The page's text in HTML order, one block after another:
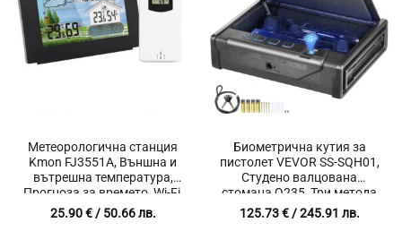
Метеорологична станция
Kmon FJ3551A, Външна и
вътрешна температура,
Прогноза за времето, Wi-Fi,
Влажност, LCD дисплей,
Touch Screen, Обхват 60
25.90€/ 50.66 лв.
Биометрична кутия за
пистолет VEVOR SS-SQH01,
Студено валцована
стомана Q235, Три метода
за отключване,
Вътрешност от
125.73€/ 245.91 лв.